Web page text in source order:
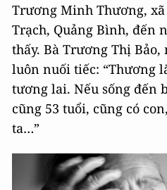
Trương Minh Thương, xã
Trạch, Quảng Bình, đến
thấy. Bà Trương Thị
luôn nuối tiếc: “Thương
tương lai. Nếu sống đến
cũng 53 tuổi, cũng có
ta…”